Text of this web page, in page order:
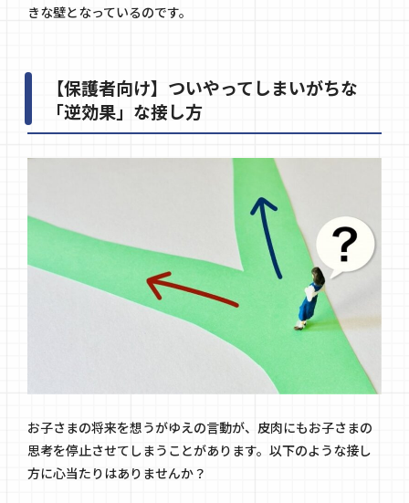
きな壁となっているのです。
【保護者向け】ついやってしまいがちな
「逆効果」な接し方
お子さまの将来を想うがゆえの言動が、皮肉にもお子さまの
思考を停止させてしまうことがあります。以下のような接し
方に心当たりはありませんか？